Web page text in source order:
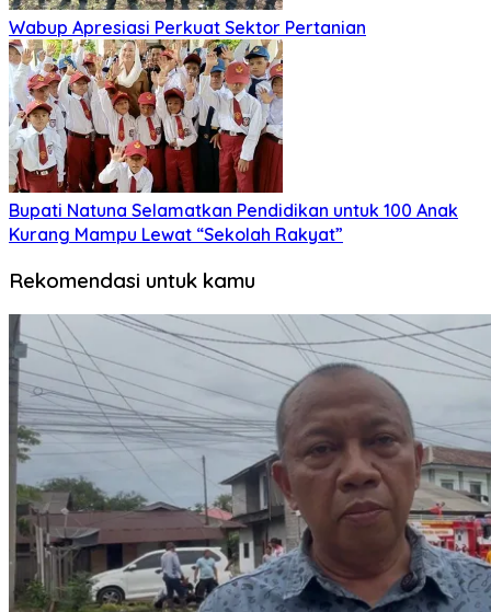
Wabup Apresiasi Perkuat Sektor Pertanian
Bupati Natuna Selamatkan Pendidikan untuk 100 Anak
Kurang Mampu Lewat “Sekolah Rakyat”
Rekomendasi untuk kamu